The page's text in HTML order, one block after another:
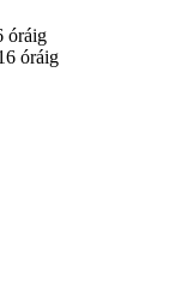
óráig
óráig